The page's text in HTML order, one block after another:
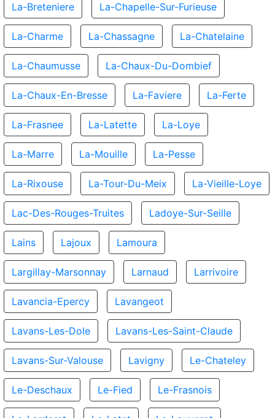
La-Breteniere La-Chapelle-Sur-Furieuse
La-Charme La-Chassagne La-Chatelaine
La-Chaumusse La-Chaux-Du-Dombief
La-Chaux-En-Bresse La-Faviere La-Ferte
La-Frasnee La-Latette La-Loye
La-Marre La-Mouille La-Pesse
La-Rixouse La-Tour-Du-Meix La-Vieille-Loye
Lac-Des-Rouges-Truites Ladoye-Sur-Seille
Lains Lajoux Lamoura
Largillay-Marsonnay Larnaud Larrivoire
Lavancia-Epercy Lavangeot
Lavans-Les-Dole Lavans-Les-Saint-Claude
Lavans-Sur-Valouse Lavigny Le-Chateley
Le-Deschaux Le-Fied Le-Frasnois